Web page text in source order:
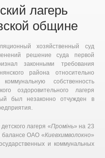
лагерь
общине
хозяйственный суд
решение суда первой
законными требования
района относительно
собственность
оздоровительного лагеря
был незаконно отчужден в
лагеря «Промінь» на 23
балансе ОАО «Киевхимволокно»
и коммунальных